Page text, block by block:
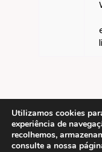
Contactos
Utilizamos cookies
experiência de
recolhemos,
consulte a nossa